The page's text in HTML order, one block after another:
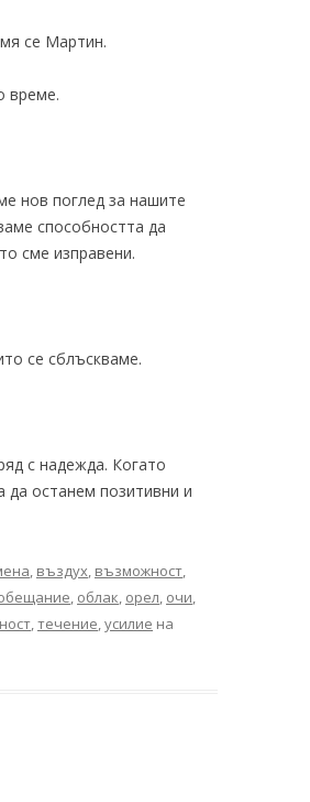
се Мартин.
време.
нов поглед за нашите
способността да
сме изправени.
се сблъскваме.
с надежда. Когато
останем позитивни и
, въздух, възможност,
, облак, орел, очи,
,течение,усилие на